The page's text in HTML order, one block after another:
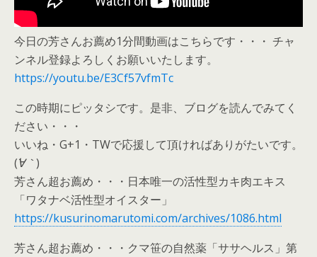
今日の芳さんお薦め1分間動画はこちらです・・・ チャ
ンネル登録よろしくお願いいたします。
https://youtu.be/E3Cf57vfmTc
この時期にピッタシです。是非、ブログを読んでみてく
ださい・・・
いいね・G+1・TWで応援して頂ければありがたいです。
(´∀｀)
芳さん超お薦め・・・日本唯一の活性型カキ肉エキス
「ワタナベ活性型オイスター」
https://kusurinomarutomi.com/archives/1086.html
芳さん超お薦め・・・クマ笹の自然薬「ササヘルス」第